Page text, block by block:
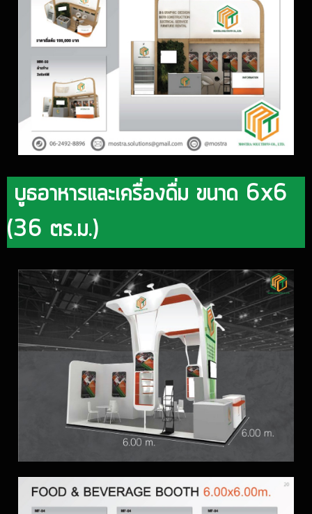
บูธอาหารและเครื่องดื่ม ขนาด 6x6
(36 ตร.ม.)